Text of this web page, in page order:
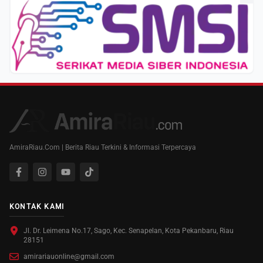
AmiraRiau.Com | Berita Riau Terkini & Informasi Terpercaya
KONTAK KAMI
Jl. Dr. Leimena No.17, Sago, Kec. Senapelan, Kota Pekanbaru, Riau
28151
amirariauonline@gmail.com